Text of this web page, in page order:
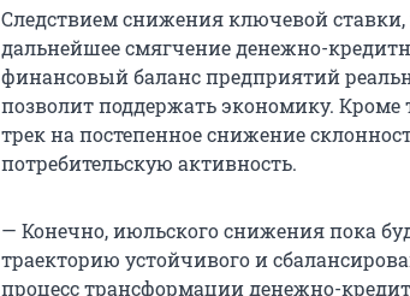
Следствием снижения ключевой ставки,
дальнейшее смягчение денежно-
финансовый баланс предприятий
позволит поддержать экономику. Кроме
трек на постепенное снижение
потребительскую активность.
— Конечно, июльского снижения пока
траекторию устойчивого и
процесс трансформации денежно-